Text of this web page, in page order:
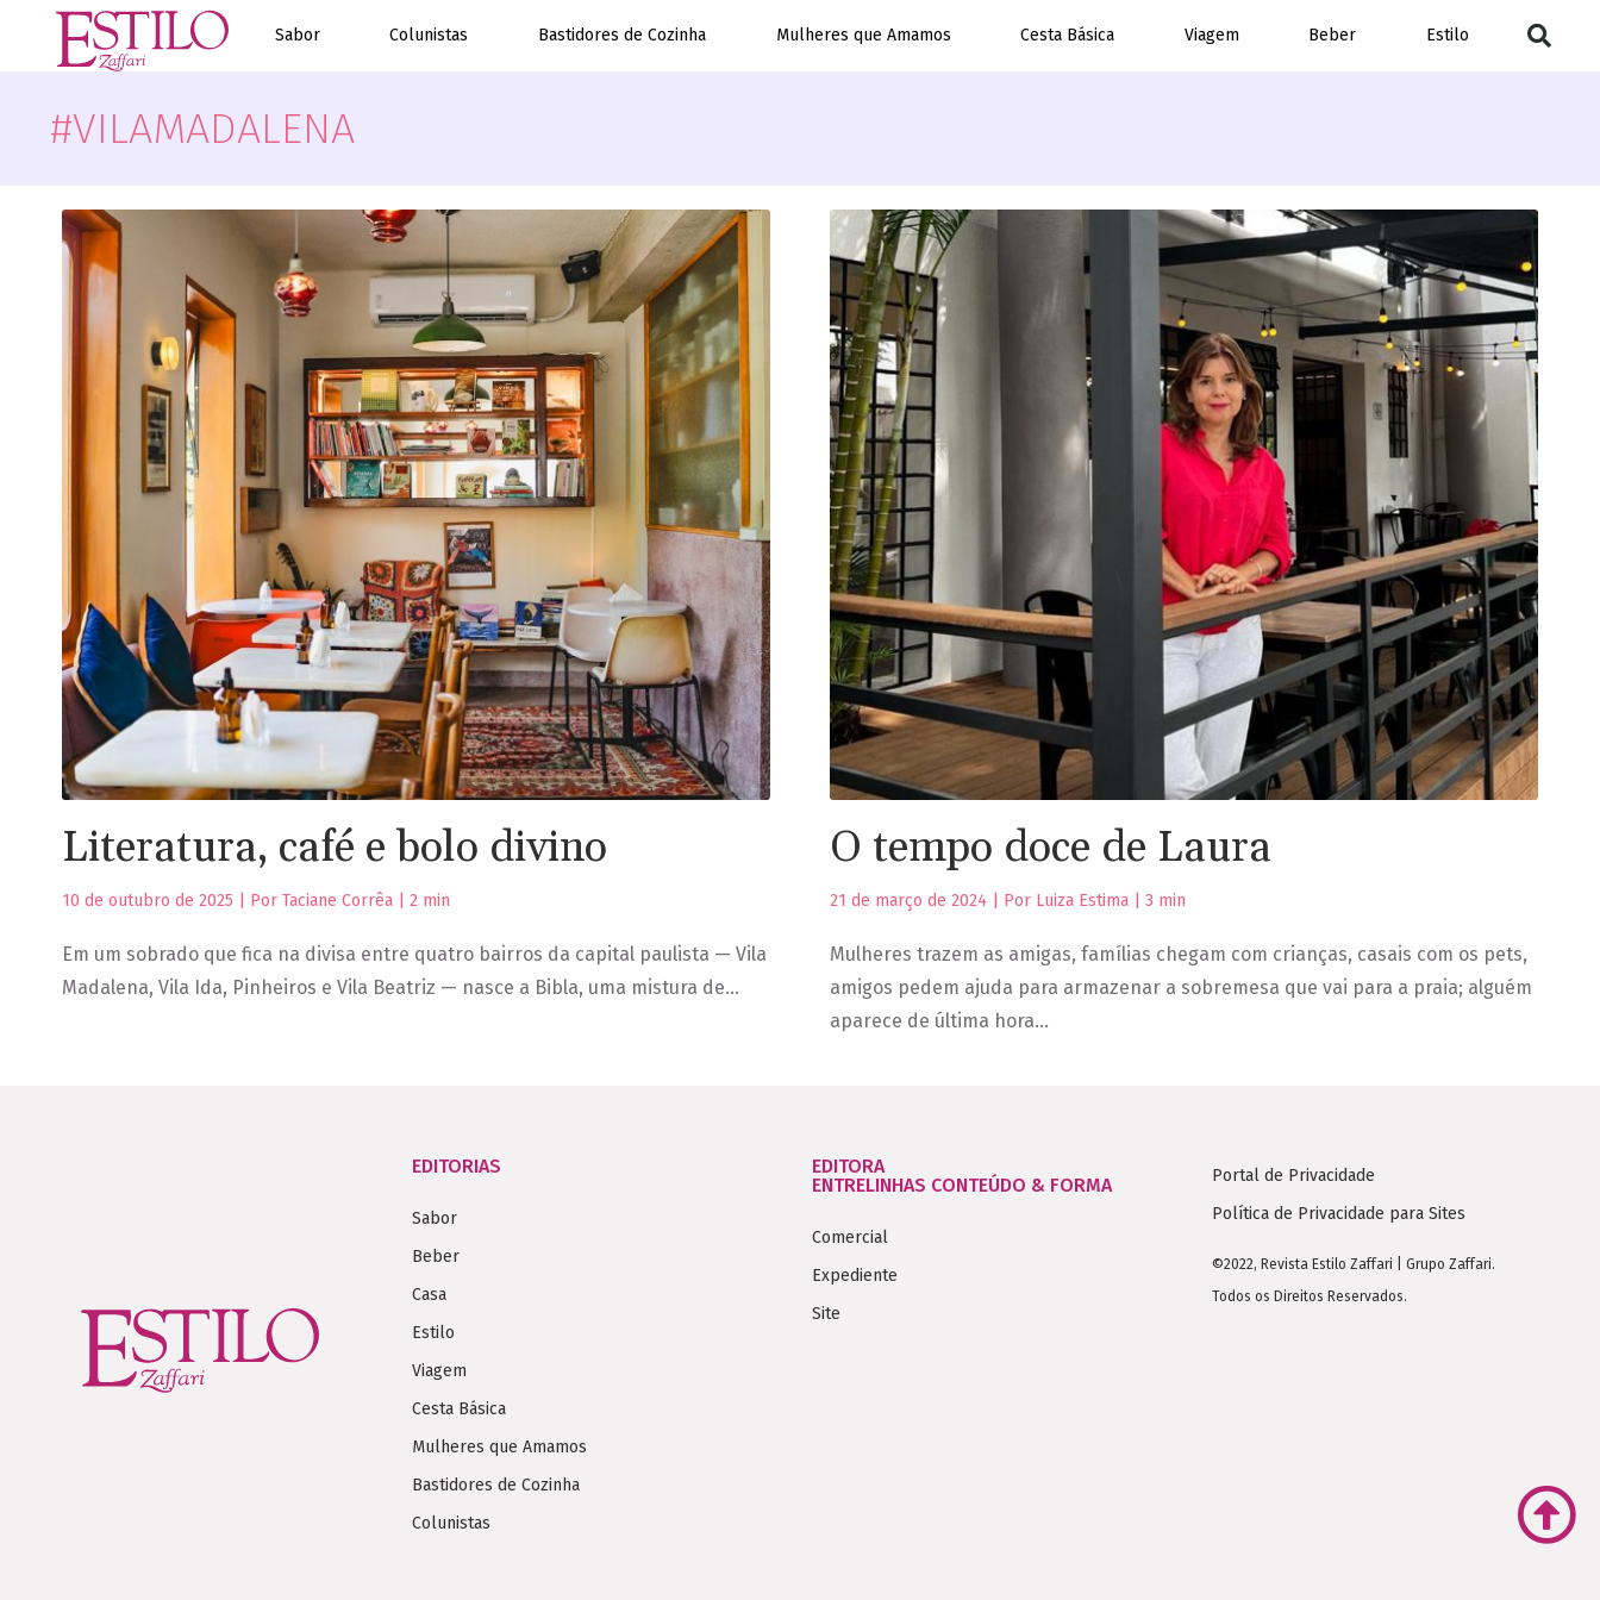
Sabor Colunistas Bastidores de Cozinha Mulheres que Amamos Cesta Básica Viagem Beber Estilo
#VILAMADALENA
Literatura, café e bolo divino
10 de outubro de 2025 | Por Taciane Corrêa | 2 min
Em um sobrado que fica na divisa entre quatro bairros da capital paulista — Vila
Madalena, Vila Ida, Pinheiros e Vila Beatriz — nasce a Bibla, uma mistura de…
O tempo doce de Laura
21 de março de 2024 | Por Luiza Estima | 3 min
Mulheres trazem as amigas, famílias chegam com crianças, casais com os pets,
amigos pedem ajuda para armazenar a sobremesa que vai para a praia; alguém
aparece de última hora…
EDITORIAS
Sabor
Beber
Casa
Estilo
Viagem
Cesta Básica
Mulheres que Amamos
Bastidores de Cozinha
Colunistas
EDITORA
ENTRELINHAS CONTEÚDO & FORMA
Comercial
Expediente
Site
Portal de Privacidade
Política de Privacidade para Sites
©2022, Revista Estilo Zaffari | Grupo Zaffari.
Todos os Direitos Reservados.